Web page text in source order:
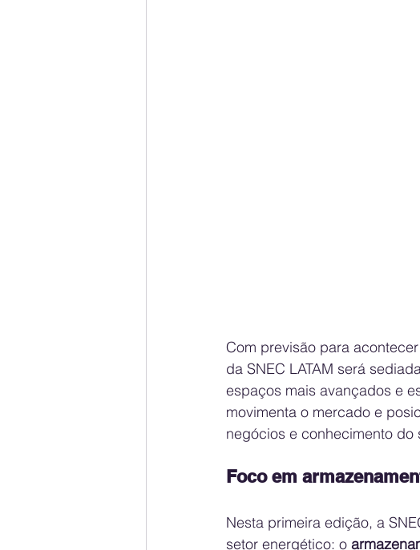
Com previsão para
da SNEC LATAM será
espaços mais avançados e
movimenta o mercado e
negócios e conhecimento do
Foco em
Nesta primeira edição, a
setor energético: o